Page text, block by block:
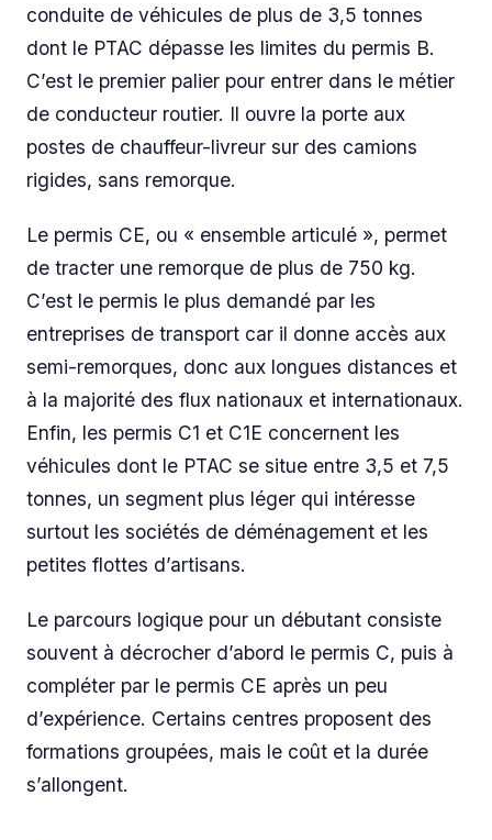
conduite de véhicules de plus de 3,5 tonnes
dont le PTAC dépasse les limites du permis B.
C’est le premier palier pour entrer dans le métier
de conducteur routier. Il ouvre la porte aux
postes de chauffeur-livreur sur des camions
rigides, sans remorque.
Le permis CE, ou « ensemble articulé », permet
de tracter une remorque de plus de 750 kg.
C’est le permis le plus demandé par les
entreprises de transport car il donne accès aux
semi-remorques, donc aux longues distances et
à la majorité des flux nationaux et internationaux.
Enfin, les permis C1 et C1E concernent les
véhicules dont le PTAC se situe entre 3,5 et 7,5
tonnes, un segment plus léger qui intéresse
surtout les sociétés de déménagement et les
petites flottes d’artisans.
Le parcours logique pour un débutant consiste
souvent à décrocher d’abord le permis C, puis à
compléter par le permis CE après un peu
d’expérience. Certains centres proposent des
formations groupées, mais le coût et la durée
s’allongent.